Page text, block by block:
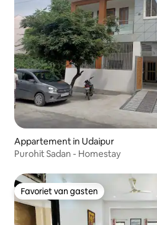
Appartement in Udaipur
Purohit Sadan - Homestay
Favoriet van gasten
Favoriet van gasten